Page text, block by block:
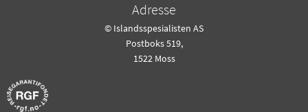
Adresse
© Islandsspesialisten AS
Postboks 519,
1522 Moss